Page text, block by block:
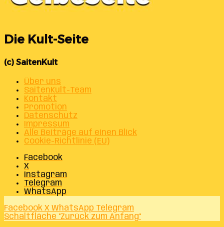
Die Kult-Seite
(c) SaitenKult
Über uns
SaitenKult-Team
Kontakt
Promotion
Datenschutz
Impressum
Alle Beiträge auf einen Blick
Cookie-Richtlinie (EU)
Facebook
X
Instagram
Telegram
WhatsApp
Facebook X WhatsApp Telegram
Schaltfläche "Zurück zum Anfang"